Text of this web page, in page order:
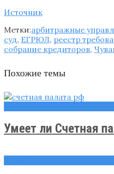
Источник
Метки:арбитражные
суд, ЕГРЮЛ, реестр
собрание кредиторов,
Похожие темы
Умеет ли Счетная